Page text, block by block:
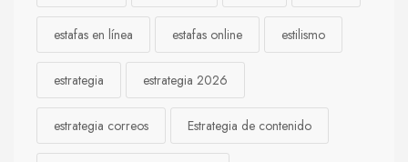
estafas en línea estafas online estilismo
estrategia estrategia 2026
estrategia correos Estrategia de contenido